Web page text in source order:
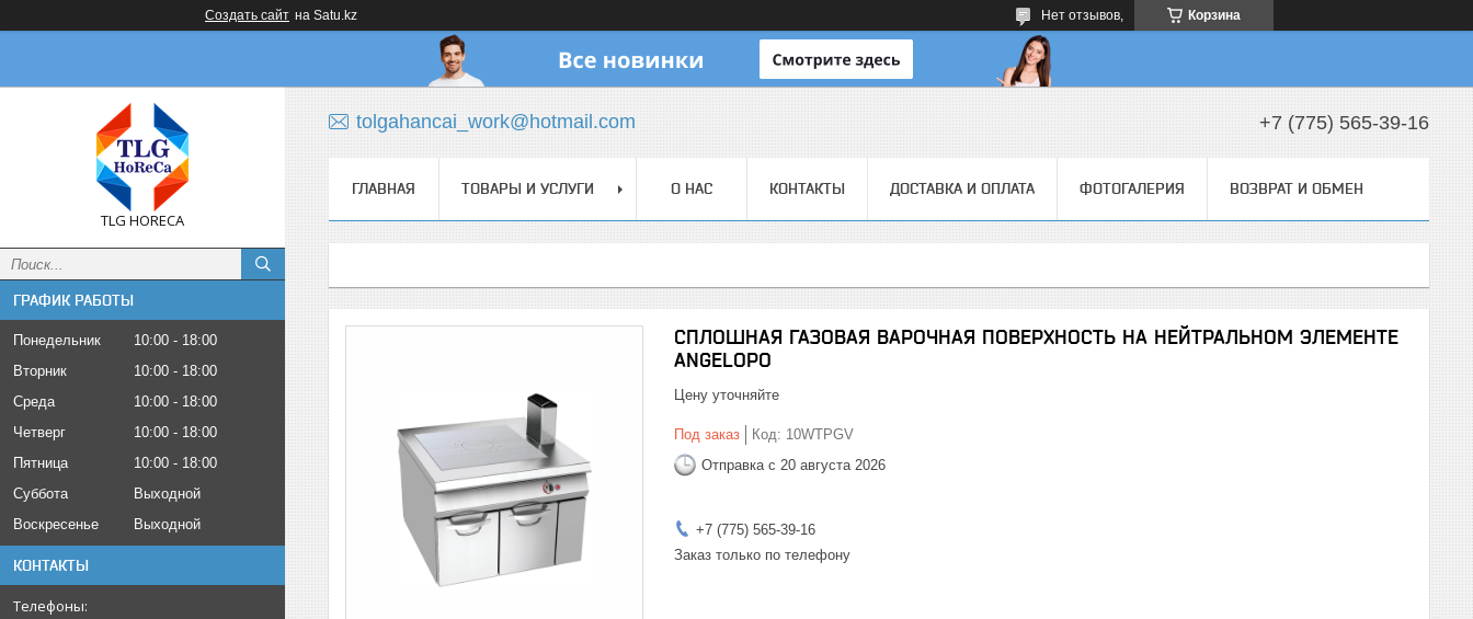
Создать сайт на Satu.kz Корзина
Нет отзывов,
TLG HORECA
ГРАФИК РАБОТЫ
Понедельник 10:00
18:00
Вторник
10:00
18:00
Среда
10:00
18:00
Четверг
10:00
18:00
Пятница
10:00
18:00
Суббота
Выходной
Воскресенье
Выходной
КОНТАКТЫ
tolgahancai_work@hotmail.com +7 (775) 565-39-16
ГЛАВНАЯ ТОВАРЫ И УСЛУГИ О НАС КОНТАКТЫ ДОСТАВКА И ОПЛАТА ФОТОГАЛЕРИЯ ВОЗВРАТ И ОБМЕН
СПЛОШНАЯ ГАЗОВАЯ ВАРОЧНАЯ ПОВЕРХНОСТЬ НА НЕЙТРАЛЬНОМ ЭЛЕМЕНТЕ
ANGELOPO
Цену уточняйте
Под заказ Код: 10WTPGV
Отправка с 20 августа 2026
+7 (775) 565-39-16
Заказ только по телефону